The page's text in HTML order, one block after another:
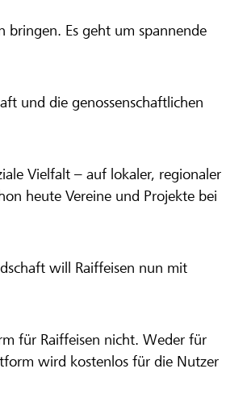
bringen. Es geht um spannende
und die genossenschaftlichen
Vielfalt – auf lokaler, regionaler
heute Vereine und Projekte bei
will Raiffeisen nun mit
für Raiffeisen nicht. Weder für
wird kostenlos für die Nutzer